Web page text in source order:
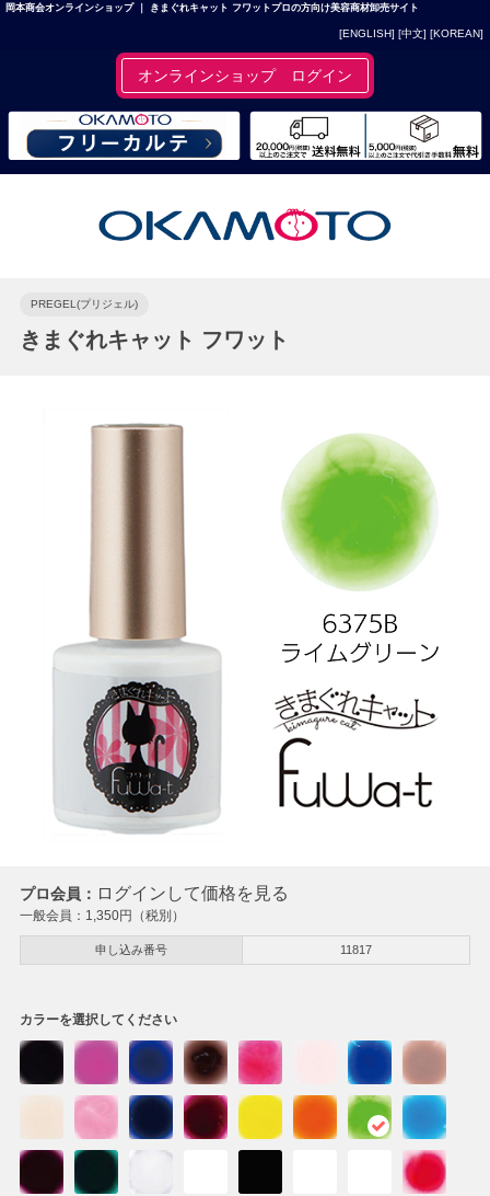
岡本商会オンラインショップ ｜ きまぐれキャット フワットプロの方向け美容商材卸売サイト
[ENGLISH] [中文] [KOREAN]
オンラインショップ ログイン
PREGEL(プリジェル)
きまぐれキャット フワット
プロ会員： ログインして価格を見る
一般会員： 1,350円（税別）
申し込み番号 11817
カラーを選択してください